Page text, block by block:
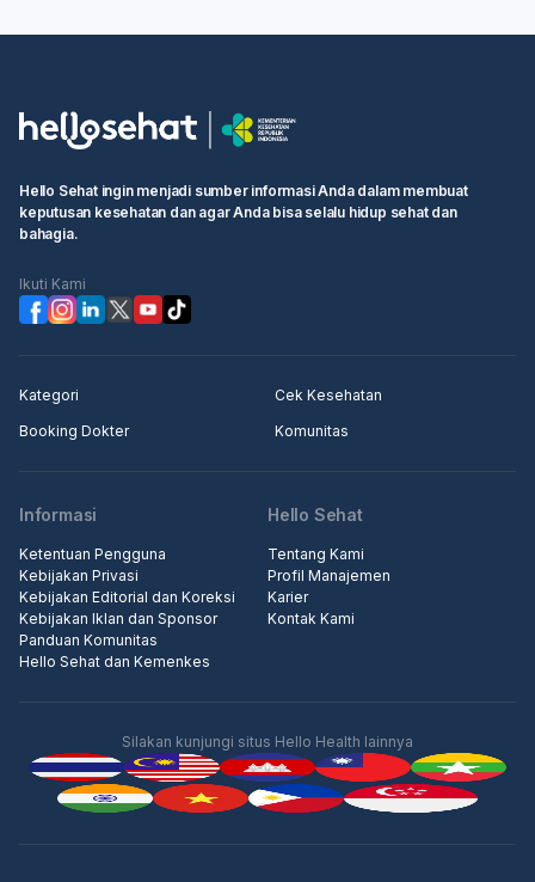
Hello Sehat ingin menjadi sumber informasi Anda dalam membuat
keputusan kesehatan dan agar Anda bisa selalu hidup sehat dan
bahagia.
Ikuti Kami
Kategori
Cek Kesehatan
Booking Dokter
Komunitas
Informasi
Ketentuan Pengguna
Kebijakan Privasi
Kebijakan Editorial dan Koreksi
Kebijakan Iklan dan Sponsor
Panduan Komunitas
Hello Sehat dan Kemenkes
Hello Sehat
Tentang Kami
Profil Manajemen
Karier
Kontak Kami
Silakan kunjungi situs Hello Health lainnya